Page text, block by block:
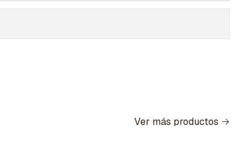
Ver más productos